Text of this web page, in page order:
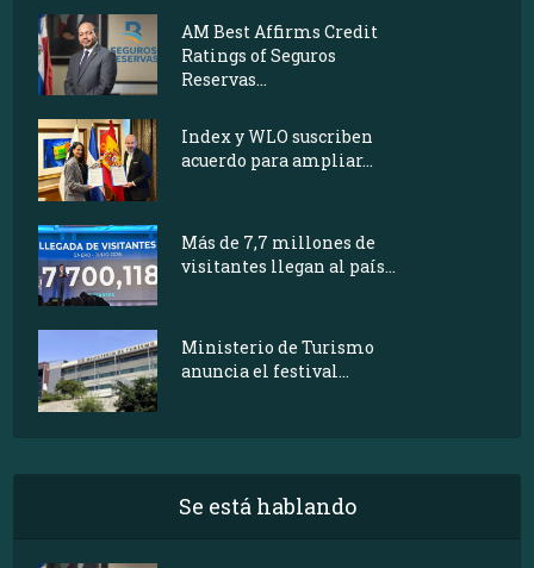
AM Best Affirms Credit
Ratings of Seguros
Reservas...
Index y WLO suscriben
acuerdo para ampliar...
Más de 7,7 millones de
visitantes llegan al país...
Ministerio de Turismo
anuncia el festival...
Se está hablando